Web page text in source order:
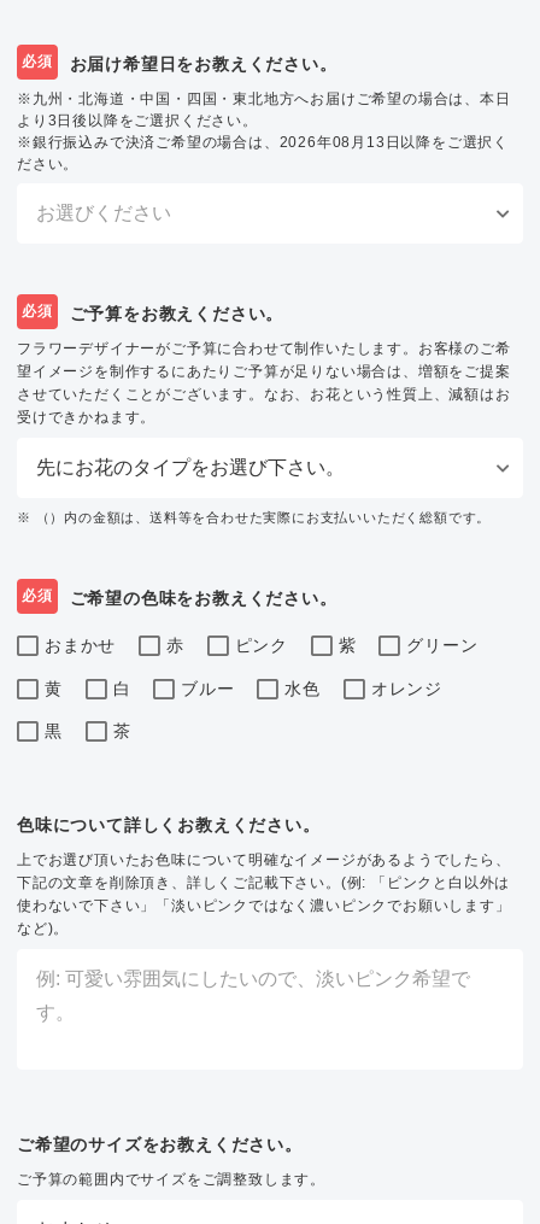
必須 お届け希望日をお教えください。
※九州・北海道・中国・四国・東北地方へお届けご希望の場合は、本日
より3日後以降をご選択ください。
※銀行振込みで決済ご希望の場合は、2026年08月13日以降をご選択く
ださい。
必須 ご予算をお教えください。
フラワーデザイナーがご予算に合わせて制作いたします。お客様のご希
望イメージを制作するにあたりご予算が足りない場合は、増額をご提案
させていただくことがございます。なお、お花という性質上、減額はお
受けできかねます。
※ （）内の金額は、送料等を合わせた実際にお支払いいただく総額です。
必須 ご希望の色味をお教えください。
おまかせ 赤 ピンク 紫 グリーン
黄 白 ブルー 水色 オレンジ
黒 茶
色味について詳しくお教えください。
上でお選び頂いたお色味について明確なイメージがあるようでしたら、
下記の文章を削除頂き、詳しくご記載下さい。(例: 「ピンクと白以外は
使わないで下さい」「淡いピンクではなく濃いピンクでお願いします」
など)。
ご希望のサイズをお教えください。
ご予算の範囲内でサイズをご調整致します。